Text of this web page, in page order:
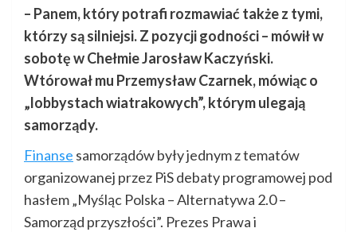
– Panem, który potrafi rozmawiać także z tymi,
którzy są silniejsi. Z pozycji godności – mówił w
sobotę w Chełmie Jarosław Kaczyński.
Wtórował mu Przemysław Czarnek, mówiąc o
„lobbystach wiatrakowych”, którym ulegają
samorządy.
Finanse samorządów były jednym z tematów
organizowanej przez PiS debaty programowej pod
hasłem „Myśląc Polska – Alternatywa 2.0 –
Samorząd przyszłości”. Prezes Prawa i